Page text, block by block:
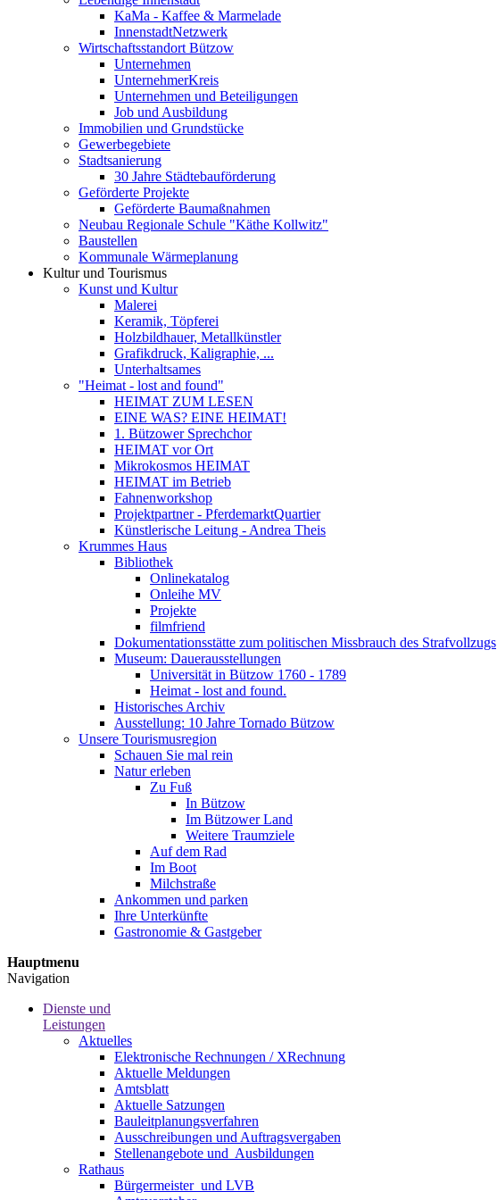
KaMa - Kaffee & Marmelade
InnenstadtNetzwerk
Wirtschaftsstandort Bützow
Unternehmen
UnternehmerKreis
Unternehmen und Beteiligungen
Job und Ausbildung
Immobilien und Grundstücke
Gewerbegebiete
Stadtsanierung
30 Jahre Städtebauförderung
Geförderte Projekte
Geförderte Baumaßnahmen
Neubau Regionale Schule "Käthe Kollwitz"
Baustellen
Kommunale Wärmeplanung
Kultur und Tourismus
Kunst und Kultur
Malerei
Keramik, Töpferei
Holzbildhauer, Metallkünstler
Grafikdruck, Kaligraphie, ...
Unterhaltsames
"Heimat - lost and found"
HEIMAT ZUM LESEN
EINE WAS? EINE HEIMAT!
1. Bützower Sprechchor
HEIMAT vor Ort
Mikrokosmos HEIMAT
HEIMAT im Betrieb
Fahnenworkshop
Projektpartner - PferdemarktQuartier
Künstlerische Leitung - Andrea Theis
Krummes Haus
Bibliothek
Onlinekatalog
Onleihe MV
Projekte
filmfriend
Dokumentationsstätte zum politischen Missbrauch des Strafvollzugs
Museum: Dauerausstellungen
Universität in Bützow 1760 - 1789
Heimat - lost and found.
Historisches Archiv
Ausstellung: 10 Jahre Tornado Bützow
Unsere Tourismusregion
Schauen Sie mal rein
Natur erleben
Zu Fuß
In Bützow
Im Bützower Land
Weitere Traumziele
Auf dem Rad
Im Boot
Milchstraße
Ankommen und parken
Ihre Unterkünfte
Gastronomie & Gastgeber
Hauptmenu
Navigation
Dienste und
Leistungen
Aktuelles
Elektronische Rechnungen / XRechnung
Aktuelle Meldungen
Amtsblatt
Aktuelle Satzungen
Bauleitplanungsverfahren
Ausschreibungen und Auftragsvergaben
Stellenangebote und ­­ Ausbildungen
Rathaus
Bürgermeister ­ und LVB